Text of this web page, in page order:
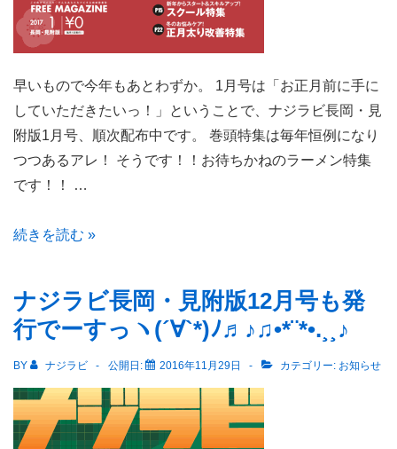
早いもので今年もあとわずか。 1月号は「お正月前に手に
していただきたいっ！」ということで、ナジラビ長岡・見
附版1月号、順次配布中です。 巻頭特集は毎年恒例になり
つつあるアレ！ そうです！！お待ちかねのラーメン特集
です！！ …
早
の
で
今
あ
続きを読む »
ナジラビ長岡・見附版12月号も発
行でーすっヽ(´∀`*)ﾉ♬♪♫•*¨*•.¸¸♪
BY ナジラビ 公開日: 2016年11月29日 カテゴリー: お知らせ